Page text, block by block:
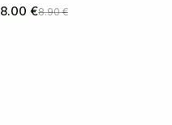
(Fragola)
8.00 €8.90 €